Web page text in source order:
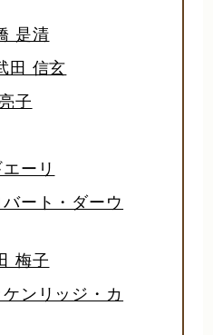
是清
田 信玄
子
ーリ
ート・ダーウ
梅子
ンリッジ・カ